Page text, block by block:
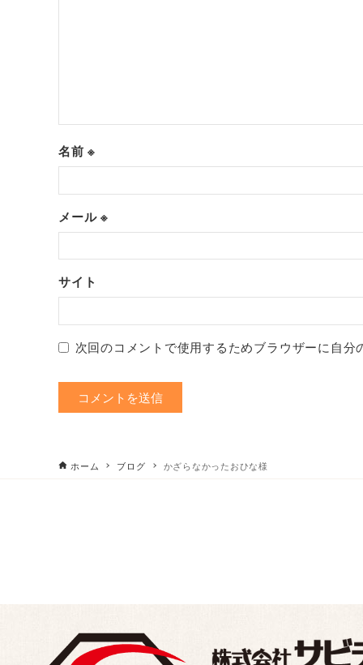
名前※
メール※
サイト
次回のコメントで使用するためブラウザーに自分
ホーム ブログ かざらなかったおひな様